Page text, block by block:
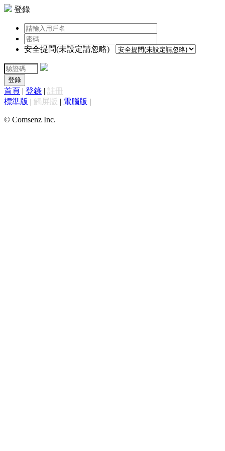
登錄
安全提問(未設定請忽略)
登錄
首頁 | 登錄 | 註冊
標準版 | 觸屏版 | 電腦版 |
© Comsenz Inc.